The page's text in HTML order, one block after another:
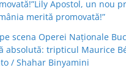
Apostol, un nou
merită promovată!”
scena Operei Naționale
absolută: tripticul Maurice
/ Shahar Binyamini